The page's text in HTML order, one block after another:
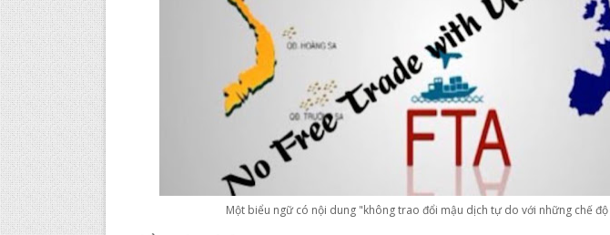
Một biểu ngữ có nội dung "không trao đổi mậu dịch tự do với những chế